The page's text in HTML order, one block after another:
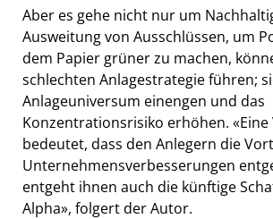
Aber es gehe nicht nur um
Ausweitung von Ausschlüssen, um
dem Papier grüner zu machen,
schlechten Anlagestrategie führen;
Anlageuniversum einengen und das
Konzentrationsrisiko erhöhen.
bedeutet, dass den Anlegern die
Unternehmensverbesserungen
entgeht ihnen auch die künftige
Alpha», folgert der Autor.